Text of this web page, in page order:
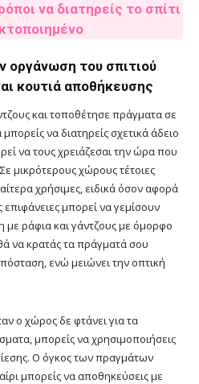
να διατηρείς το σπίτι
οργάνωση του σπιτιού
κουτιά αποθήκευσης
και τοποθέτησε πράγματα σε
να διατηρείς σχετικά άδειο
να τους χρειάζεσαι την ώρα που
μικρότερους χώρους τέτοιες
χρήσιμες, ειδικά όσον αφορά
επιφάνειες μπορεί να γεμίσουν
ράφια και γάντζους με όμορφο
να κρατάς τα πράγματά σου
ενώ μειώνει την οπτική
ο χώρος δε φτάνει για τα
μπορείς να χρησιμοποιήσεις
Ο όγκος των πραγμάτων
μπορείς να αποθηκεύσεις με